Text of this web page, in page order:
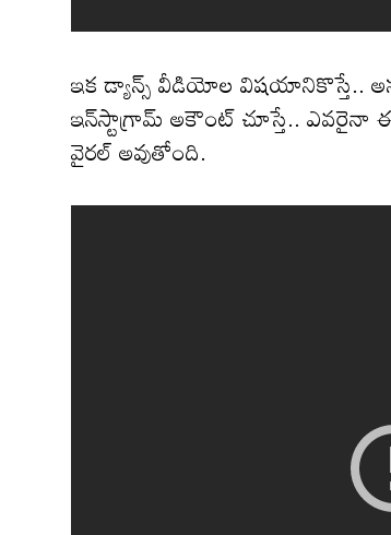
ఇక డ్యాన్స్ వీడియోల విషయానికొస్తే..
ఇన్‌స్టాగ్రామ్ అకౌంట్ చూస్తే.. ఎవరైనా
వైరల్ అవుతోంది.